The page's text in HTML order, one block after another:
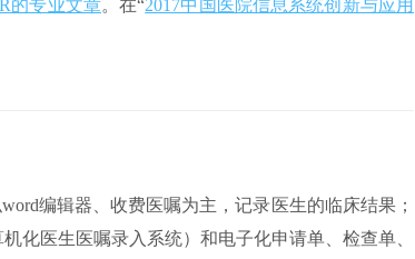
的专业文章。在“2017中国医院信息系统创新与应用
编辑器、收费医嘱为主，记录医生的临床结果；
化医生医嘱录入系统）和电子化申请单、检查单、